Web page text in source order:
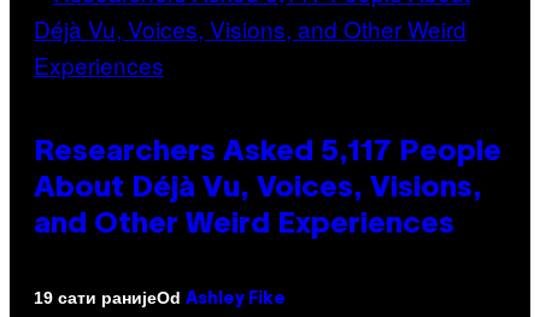
Researchers Asked 5,117 People
About Déjà Vu, Voices, Visions,
and Other Weird Experiences
19 сати ранијеOd Ashley Fike